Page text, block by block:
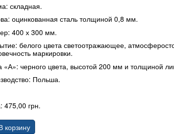
складная.
оцинкованная сталь толщиной 0,8 мм.
400 х 300 мм.
белого цвета светоотражающее,
маркировки.
«А»: черного цвета, высотой 200 мм и толщиной
Польша.
475,00 грн.
корзину